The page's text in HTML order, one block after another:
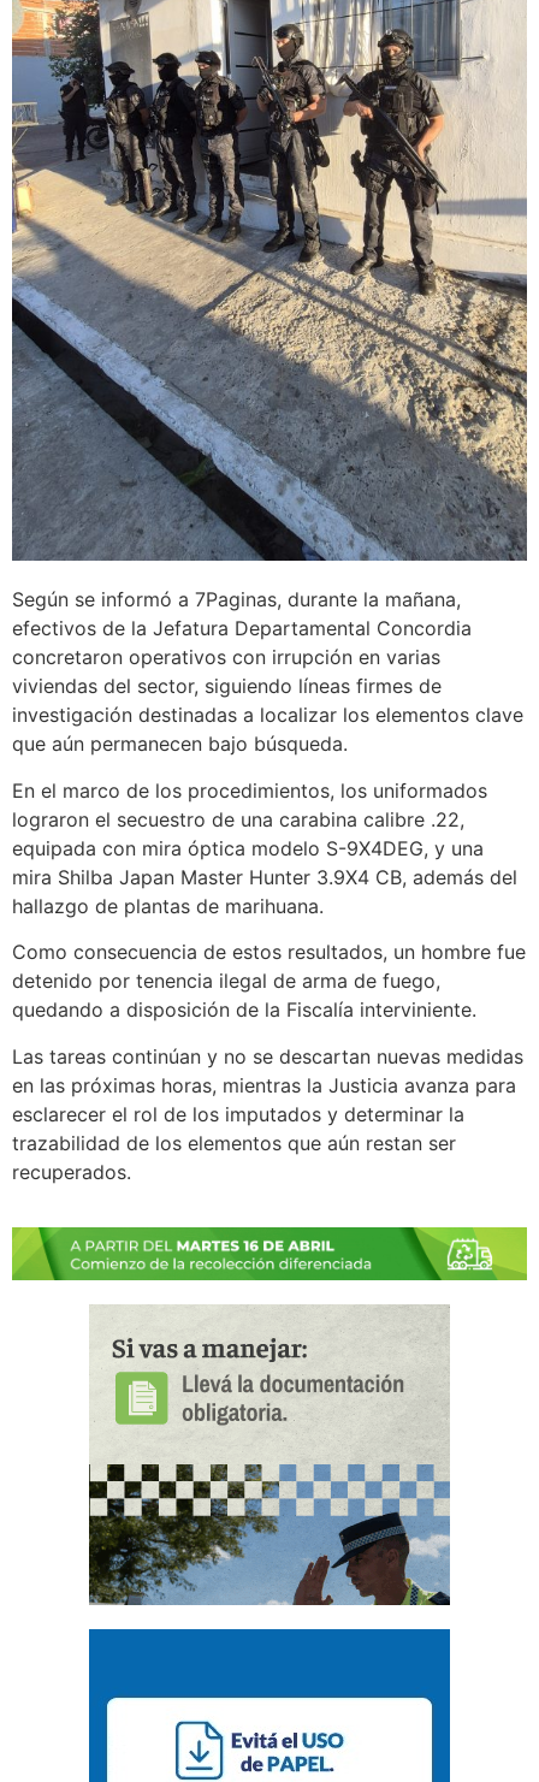
Según se informó a 7Paginas, durante la mañana,
efectivos de la Jefatura Departamental Concordia
concretaron operativos con irrupción en varias
viviendas del sector, siguiendo líneas firmes de
investigación destinadas a localizar los elementos clave
que aún permanecen bajo búsqueda.
En el marco de los procedimientos, los uniformados
lograron el secuestro de una carabina calibre .22,
equipada con mira óptica modelo S-9X4DEG, y una
mira Shilba Japan Master Hunter 3.9X4 CB, además del
hallazgo de plantas de marihuana.
Como consecuencia de estos resultados, un hombre fue
detenido por tenencia ilegal de arma de fuego,
quedando a disposición de la Fiscalía interviniente.
Las tareas continúan y no se descartan nuevas medidas
en las próximas horas, mientras la Justicia avanza para
esclarecer el rol de los imputados y determinar la
trazabilidad de los elementos que aún restan ser
recuperados.